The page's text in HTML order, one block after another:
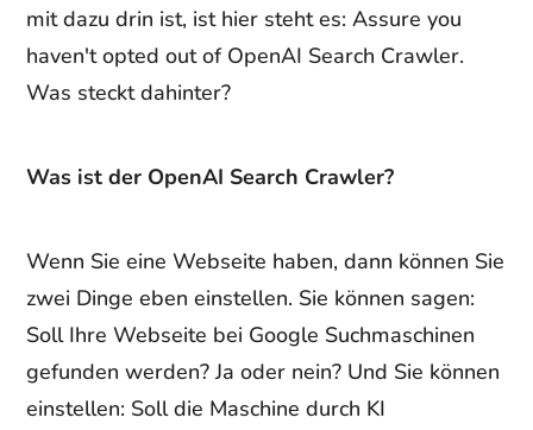
mit dazu drin ist, ist hier steht es: Assure you
haven't opted out of OpenAI Search Crawler.
Was steckt dahinter?
Was ist der OpenAI Search Crawler?
Wenn Sie eine Webseite haben, dann können Sie
zwei Dinge eben einstellen. Sie können sagen:
Soll Ihre Webseite bei Google Suchmaschinen
gefunden werden? Ja oder nein? Und Sie können
einstellen: Soll die Maschine durch KI